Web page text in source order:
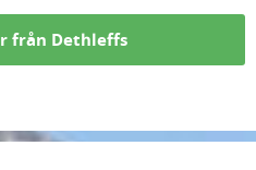
från Dethleffs